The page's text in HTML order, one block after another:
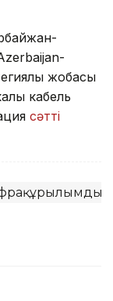
жобасы
кабель
сәтті